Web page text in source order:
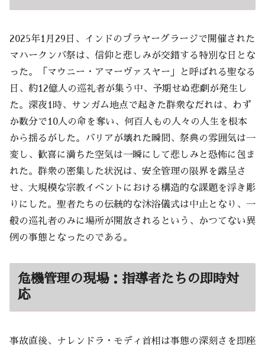
2025年1月29日、インドのプラヤーグラージで開催された
マハークンバ祭は、信仰と悲しみが交錯する特別な日とな
った。「マウニー・アマーヴァスヤー」と呼ばれる聖なる
日、約12億人の巡礼者が集う中、予期せぬ悲劇が発生し
た。深夜1時、サンガム地点で起きた群衆なだれは、わず
か数分で10人の命を奪い、何百人もの人々の人生を根本
から揺るがした。バリアが壊れた瞬間、祭典の雰囲気は一
変し、歓喜に満ちた空気は一瞬にして悲しみと恐怖に包ま
れた。群衆の密集した状況は、安全管理の限界を露呈さ
せ、大規模な宗教イベントにおける構造的な課題を浮き彫
りにした。聖者たちの伝統的な沐浴儀式は中止となり、一
般の巡礼者のみに場所が開放されるという、かつてない異
例の事態となったのである。
危機管理の現場：指導者たちの即時対
応
事故直後、ナレンドラ・モディ首相は事態の深刻さを即座